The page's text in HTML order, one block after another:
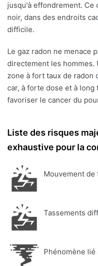
jusqu'à effondrement. Ce
noir, dans des endroits
difficile.
Le gaz radon ne menace
directement les hommes.
zone à fort taux de
car, à forte dose et à
favoriser le cancer du
Liste des risques
exhaustive pour la
Mouvement de
Tassements
Phénomène lié